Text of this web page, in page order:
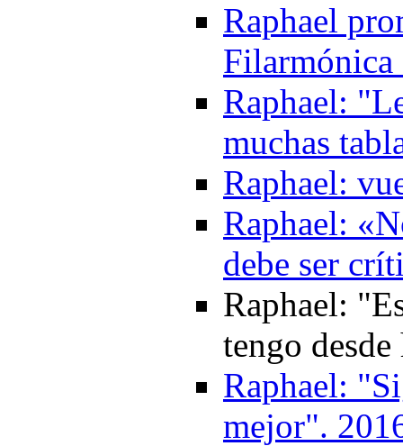
Raphael
Filarmónica
Raphael:
muchas
Raphael:
Raphael:
debe ser
Raphael:
tengo
Raphael:
mejor".